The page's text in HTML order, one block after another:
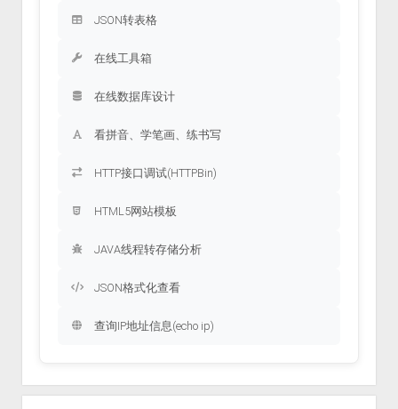
JSON转表格
在线工具箱
在线数据库设计
看拼音、学笔画、练书写
HTTP接口调试(HTTPBin)
HTML5网站模板
JAVA线程转存储分析
JSON格式化查看
查询IP地址信息(echo ip)